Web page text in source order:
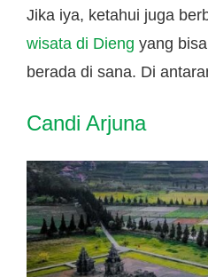
Jika iya, ketahui juga
wisata di Dieng yang
berada di sana. Di
Candi Arjuna